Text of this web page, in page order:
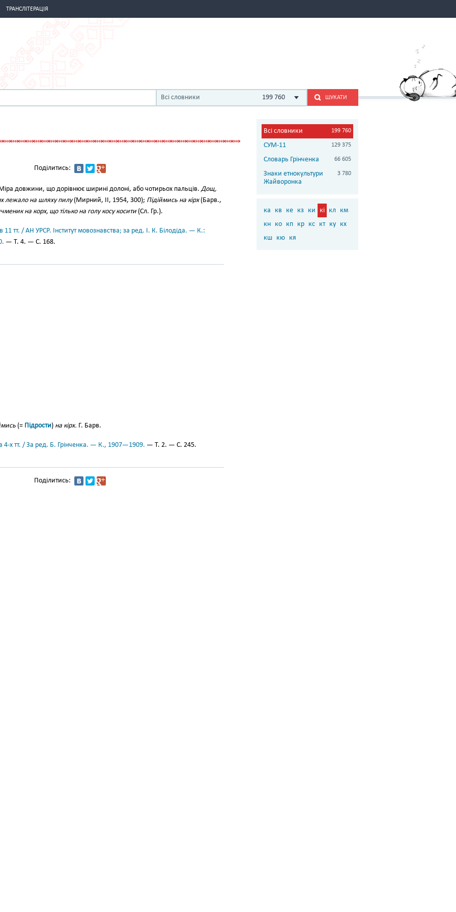
ТРАНСЛІТЕРАЦІЯ
Всі словники 199 760 ШУКАТИ
Поділитись:
довжини, що дорівнює ширині долоні, або чотирьох пальців.Дощ,
лежало на шляху пилу(Мирний, II, 1954, 300); Підіймись на кірх(Барв.,
на корх, що тілько на голу косу косити (Сл. Гр.).
11 тт. / АН УРСР. Інститут мовознавства; за ред. І. К. Білодіда. — К.:
— Т. 4. — С. 168.
(= Підрости) на кірх. Г. Барв.
4-х тт. / За ред. Б. Грінченка. — К., 1907—1909. — Т. 2. — С. 245.
Поділитись:
Всі словники 199 760
СУМ-11 129 375
Словарь Грінченка 66 605
Знаки етнокультури
Жайворонка
3 780
ка кв ке кз ки кі кл
км
кн ко кп кр кс кт ку кх
кш кю кя